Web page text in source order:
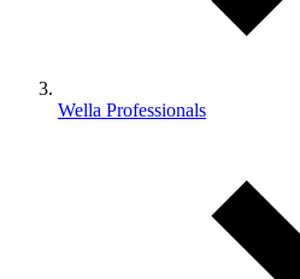
Wella Professionals